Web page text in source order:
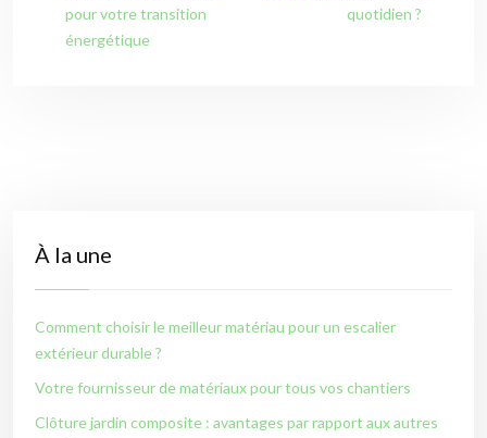
pour votre transition
énergétique
quotidien ?
À la une
Comment choisir le meilleur matériau pour un escalier
extérieur durable ?
Votre fournisseur de matériaux pour tous vos chantiers
Clôture jardin composite : avantages par rapport aux autres